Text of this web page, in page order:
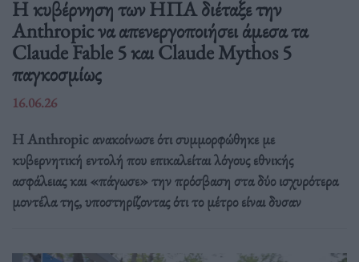
Η κυβέρνηση των ΗΠΑ διέταξε την
Anthropic να απενεργοποιήσει άμεσα τα
Claude Fable 5 και Claude Mythos 5
παγκοσμίως
16.06.26
Η Anthropic ανακοίνωσε ότι συμμορφώθηκε με
κυβερνητική εντολή που επικαλείται λόγους εθνικής
ασφάλειας και «πάγωσε» την πρόσβαση στα δύο ισχυρότερα
μοντέλα της, υποστηρίζοντας ότι το μέτρο είναι δυσαν